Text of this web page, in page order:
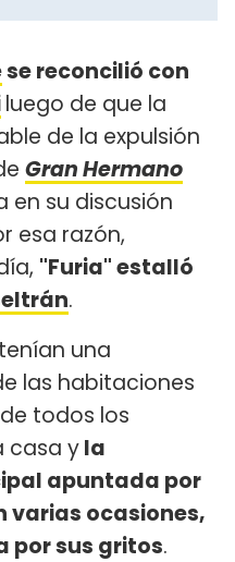
se reconcilió con
luego de que la
de la expulsión
Gran Hermano
en su discusión
esa razón,
"Furia" estalló
.
una
las habitaciones
todos los
casa yla
apuntada por
varias ocasiones,
por sus gritos.